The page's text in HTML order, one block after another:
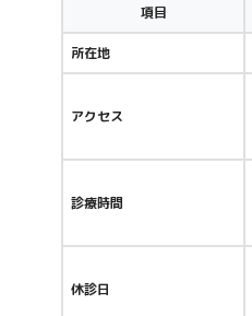
項目
所在地
アクセス
診療時間
休診日